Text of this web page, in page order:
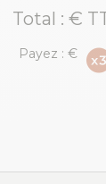
Total : €
Payez :€